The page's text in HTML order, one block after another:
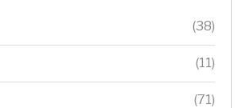
(38)
(11)
(71)